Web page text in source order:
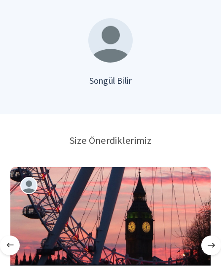
Songül Bilir
Size Önerdiklerimiz